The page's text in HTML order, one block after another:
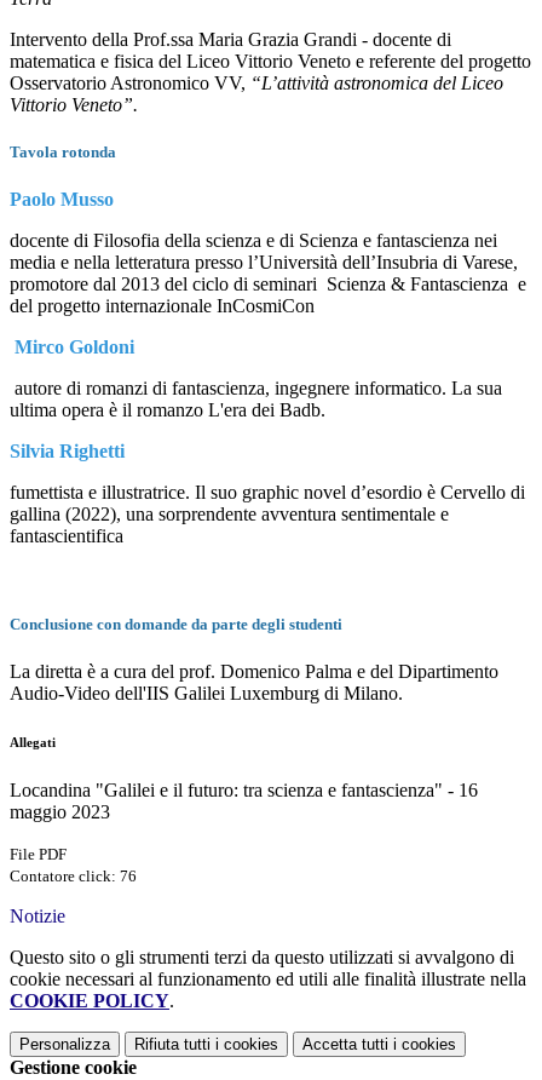
Intervento della Prof.ssa Maria Grazia Grandi - docente di
matematica e fisica del Liceo Vittorio Veneto e referente del progetto
Osservatorio Astronomico VV, “L’attività astronomica del Liceo
Vittorio Veneto”.
Tavola rotonda
Paolo Musso
docente di Filosofia della scienza e di Scienza e fantascienza nei
media e nella letteratura presso l’Università dell’Insubria di Varese,
promotore dal 2013 del ciclo di seminari Scienza & Fantascienza e
del progetto internazionale InCosmiCon
Mirco Goldoni
autore di romanzi di fantascienza, ingegnere informatico. La sua
ultima opera è il romanzo L'era dei Badb.
Silvia Righetti
fumettista e illustratrice. Il suo graphic novel d’esordio è Cervello di
gallina (2022), una sorprendente avventura sentimentale e
fantascientifica
Conclusione con domande da parte degli studenti
La diretta è a cura del prof. Domenico Palma e del Dipartimento
Audio-Video dell'IIS Galilei Luxemburg di Milano.
Allegati
Locandina "Galilei e il futuro: tra scienza e fantascienza" - 16
maggio 2023
File PDF
Contatore click: 76
Notizie
Questo sito o gli strumenti terzi da questo utilizzati si avvalgono di
cookie necessari al funzionamento ed utili alle finalità illustrate nella
COOKIE POLICY.
Personalizza Rifiuta tutti i cookies Accetta tutti i cookies
Gestione cookie